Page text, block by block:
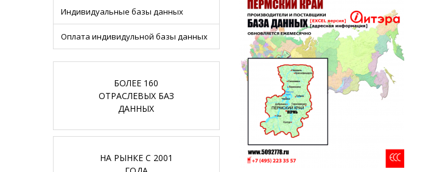
Индивидуальные базы данных
Оплата индивидульной базы данных
БОЛЕЕ 160
ОТРАСЛЕВЫХ БАЗ
ДАННЫХ
НА РЫНКЕ С 2001